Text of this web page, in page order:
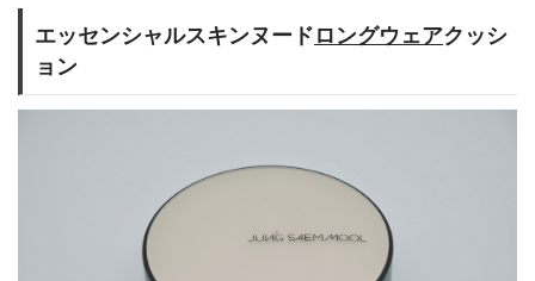
エッセンシャルスキンヌード ロングウェアクッシ
ョン